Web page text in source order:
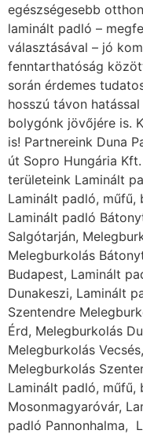
egészségesebb
laminált padló –
választásával – jó
fenntarthatóság
során érdemes
hosszú távon
bolygónk jövőjére is.
is! Partnereink Duna
út Sopro Hungária
területeink Laminált
Laminált padló, műfű,
Laminált padló
Salgótarján,
Melegburkolás
Budapest, Laminált
Dunakeszi, Laminált
Szentendre
Érd, Melegburkolás
Melegburkolás
Melegburkolás
Laminált padló, műfű,
Mosonmagyaróvár,
padló Pannonhalma,